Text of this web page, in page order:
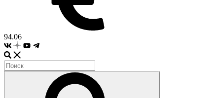
94.06